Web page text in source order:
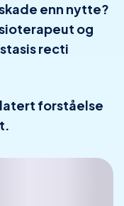
enn nytte?
og
recti
forståelse